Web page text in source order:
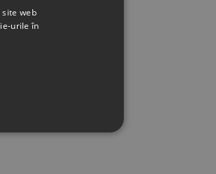
web
urile în